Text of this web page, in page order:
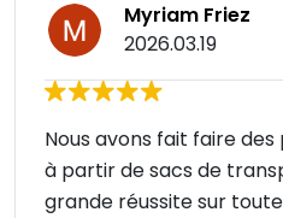
Myriam Friez
2026.03.19
Nous avons fait faire
à partir de sacs de
grande réussite sur